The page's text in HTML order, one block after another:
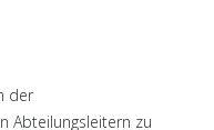
der
Abteilungsleitern zu